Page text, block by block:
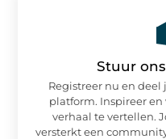
Stuur
Registreer nu en
platform. Inspireer
verhaal te vertellen.
versterkt een